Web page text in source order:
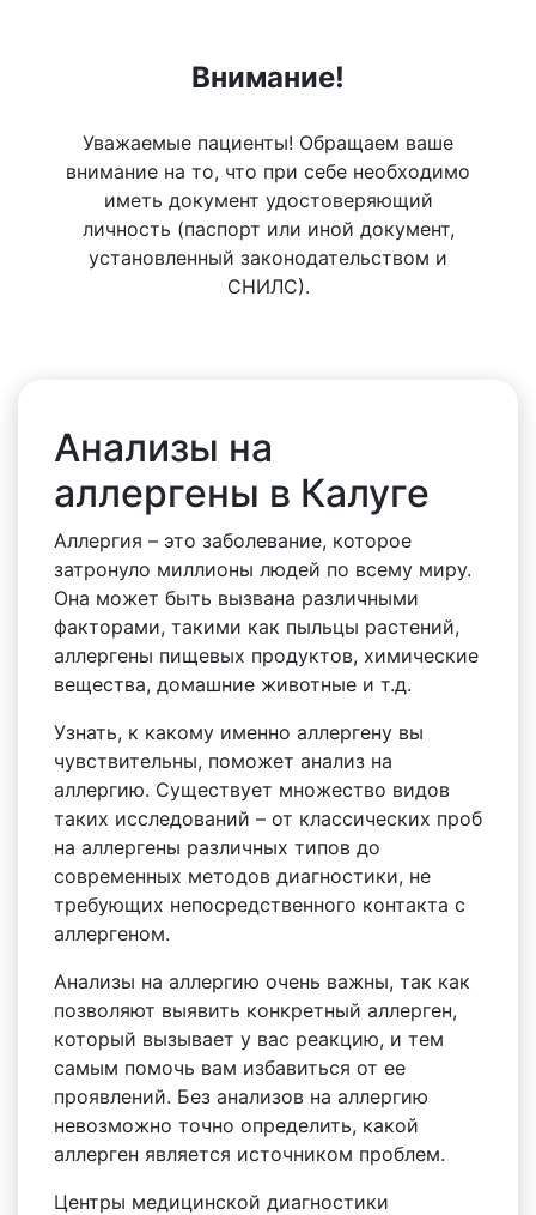
Внимание!
Уважаемые пациенты! Обращаем ваше
внимание на то, что при себе необходимо
иметь документ удостоверяющий
личность (паспорт или иной документ,
установленный законодательством и
СНИЛС).
Анализы на
аллергены в Калуге
Аллергия – это заболевание, которое
затронуло миллионы людей по всему миру.
Она может быть вызвана различными
факторами, такими как пыльцы растений,
аллергены пищевых продуктов, химические
вещества, домашние животные и т.д.
Узнать, к какому именно аллергену вы
чувствительны, поможет анализ на
аллергию. Существует множество видов
таких исследований – от классических проб
на аллергены различных типов до
современных методов диагностики, не
требующих непосредственного контакта с
аллергеном.
Анализы на аллергию очень важны, так как
позволяют выявить конкретный аллерген,
который вызывает у вас реакцию, и тем
самым помочь вам избавиться от ее
проявлений. Без анализов на аллергию
невозможно точно определить, какой
аллерген является источником проблем.
Центры медицинской диагностики